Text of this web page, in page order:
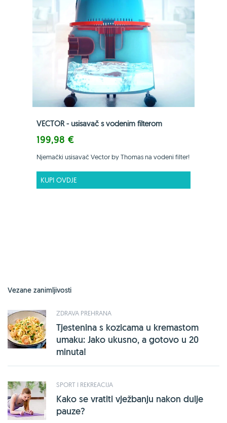
VECTOR - usisavač s vodenim filterom
199,98 €
Njemački usisavač Vector by Thomas na vodeni filter!
KUPI OVDJE
Vezane zanimljivosti
ZDRAVA PREHRANA
Tjestenina s kozicama u kremastom
umaku: Jako ukusno, a gotovo u 20
minuta!
SPORT I REKREACIJA
Kako se vratiti vježbanju nakon dulje
pauze?